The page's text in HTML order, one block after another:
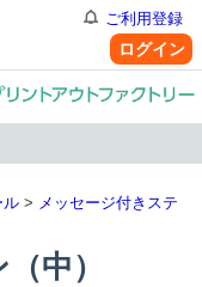
ご利用登録
ログイン
ル > メッセージ付きステ
中）